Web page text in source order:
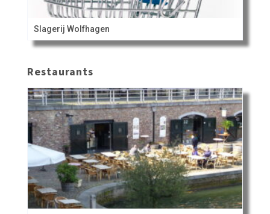
Slagerij Wolfhagen
Restaurants